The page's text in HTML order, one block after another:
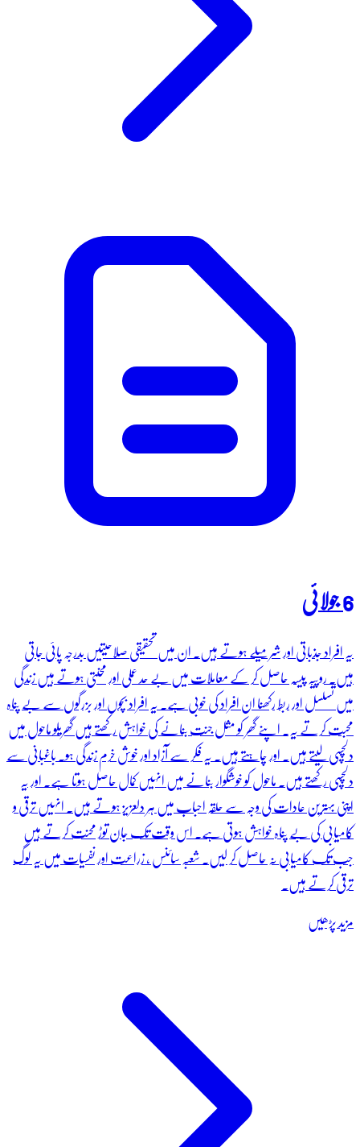
6 جولائی
یہ افراد جذباتی اور شرمیلے ہوتے ہیں۔ ان میں تحقیقی صلاحیتیں بدرجہ پائی جاتی
ہیں۔ روپیہ پیسہ حاصل کر کے معاملات میں بے حد عملی اور محنتی ہوتے ہیں زندگی
میں تسلسل اور ربط رکھنا ان افراد کی خوبی ہے۔ یہ افراد بچوں اور بزرگوں سے بے پناہ
محبت کرتے یہ۔ اپنے گھر کو مثل جنت بنانے کی خواہش رکھتے ہیں گھریلو ماحول میں
دلچسپی لیتے ہیں۔ اور چاہتے ہیں۔ یہ فکر سے آزاد اور خوش خرم زندگی ہو۔ باغبانی سے
دلچسپی رکھتے ہیں۔ ماحول کو خوشگوار بنانے میں انہیں کمال حاصل ہوتا ہے۔ اور یہ
اپنی بہترین عادات کی وجہ سے حلقہ احباب میں ہر دلعزیز ہوتے ہیں۔ انہیں ترقی و
کامیابی کی بے پناہ خواہش ہوتی ہے۔ اس وقت تک جان توڑ محنت کرتے ہیں
جب تک کامیابی نہ حاصل کر لیں۔ شعبہ سائنس ، زراعت اور نفسیات میں یہ لوگ
ترقی کرتے ہیں۔
مزید پڑھیں